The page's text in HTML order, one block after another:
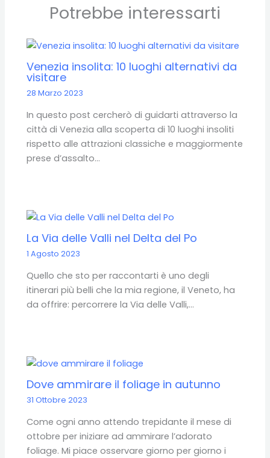
Potrebbe interessarti
Venezia insolita: 10 luoghi alternativi da
visitare
28 Marzo 2023
In questo post cercherò di guidarti attraverso la
città di Venezia alla scoperta di 10 luoghi insoliti
rispetto alle attrazioni classiche e maggiormente
prese d’assalto…
La Via delle Valli nel Delta del Po
1 Agosto 2023
Quello che sto per raccontarti è uno degli
itinerari più belli che la mia regione, il Veneto, ha
da offrire: percorrere la Via delle Valli,…
Dove ammirare il foliage in autunno
31 Ottobre 2023
Come ogni anno attendo trepidante il mese di
ottobre per iniziare ad ammirare l’adorato
foliage. Mi piace osservare giorno per giorno i